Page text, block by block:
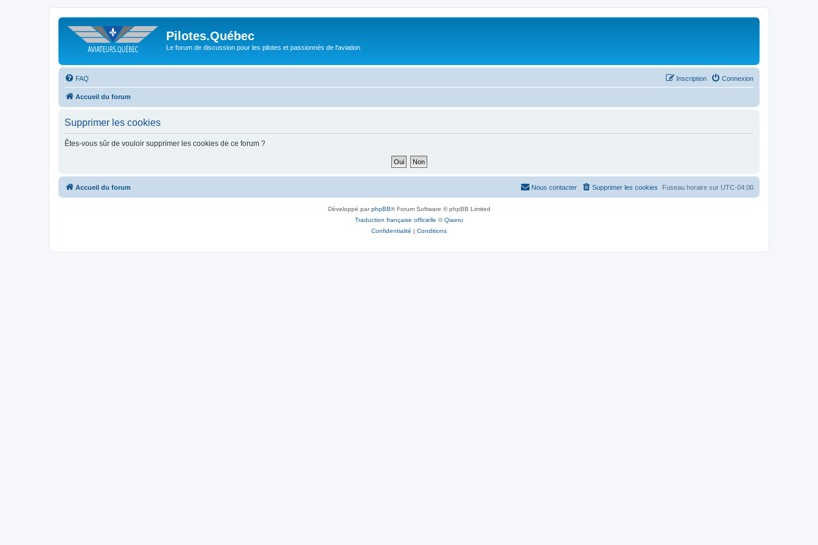
Pilotes.Québec
Le forum de discussion pour les pilotes et passionnés de l'aviation
FAQ Connexion
Inscription
Accueil du forum
Supprimer les cookies
Êtes-vous sûr de vouloir supprimer les cookies de ce forum ?
Accueil du forum Fuseau horaire sur UTC-04:00
Supprimer les cookies
Nous contacter
Développé parphpBB® Forum Software © phpBB Limited
Traduction française officielle ©Qiaeru
Confidentialité | Conditions